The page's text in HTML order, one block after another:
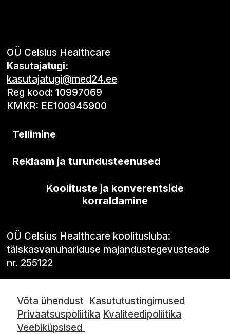
OÜ Celsius Healthcare
Kasutajatugi:
kasutajatugi@med24.ee
Reg kood: 10997069
KMKR: EE100945900
Tellimine
Reklaam ja turundusteenused
Koolituste ja konverentside
korraldamine
OÜ Celsius Healthcare koolitusluba:
täiskasvanuhariduse majandustegevusteade
nr. 255122
Võta ühendust Kasututustingimused
Privaatsuspoliitika Kvaliteedipoliitika
Veebiküpsised